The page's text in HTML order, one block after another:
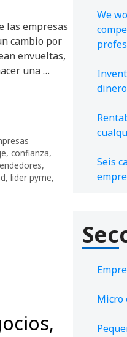
las empresas
cambio por
envueltas,
una …
, confianza,
,
, lider pyme,
We
Seis
Micro